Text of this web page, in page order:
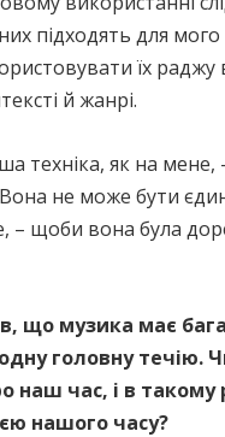
підходять для
їх раджу
й жанрі.
техніка, як на мене,
не може бути
– щоби вона була
що музика має
головну течію.
наш час, і в такому
нашого часу?